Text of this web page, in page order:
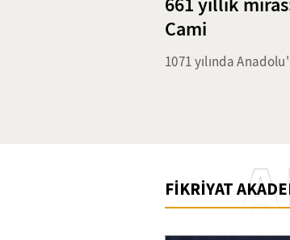
Cami
1071 yılında
ile Anadolu
biri. Halk arasında
FİKRİYAT